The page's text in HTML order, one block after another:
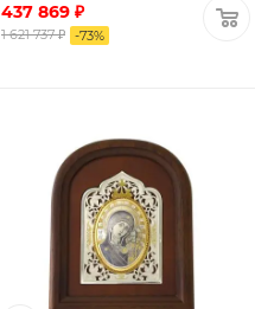
437 869 ₽
1 621 737 ₽ -73%